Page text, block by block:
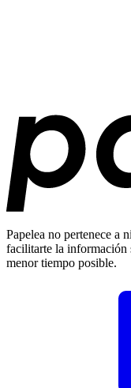
Papelea no pertenece a
facilitarte la información
menor tiempo posible.